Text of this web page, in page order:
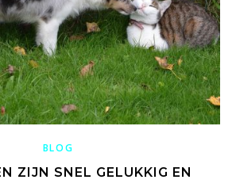
BLOG
ZIJN SNEL GELUKKIG EN